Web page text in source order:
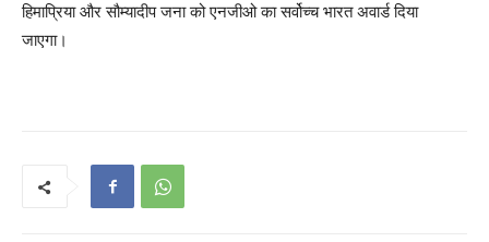
हिमाप्रिया और सौम्यादीप जना को एनजीओ का सर्वोच्च भारत अवार्ड दिया
जाएगा।